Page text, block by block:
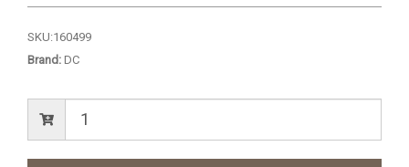
SKU:160499
Brand: DC